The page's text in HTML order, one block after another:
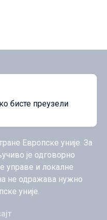
бисте преузели
Европске уније. За
је одговорно
управе и локалне
не одражава нужно
уније.